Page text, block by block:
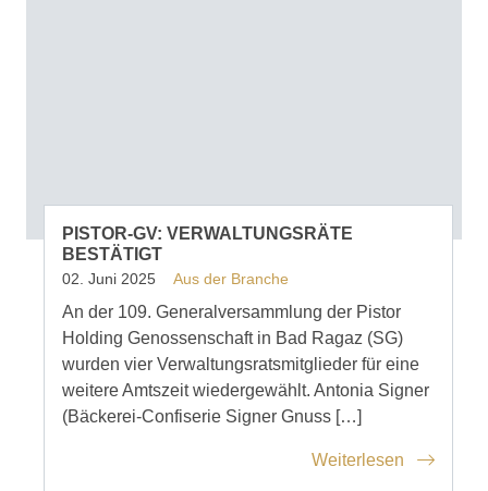
PISTOR-GV: VERWALTUNGSRÄTE
BESTÄTIGT
02. Juni 2025 Aus der Branche
An der 109. Generalversammlung der Pistor
Holding Genossenschaft in Bad Ragaz (SG)
wurden vier Verwaltungsratsmitglieder für eine
weitere Amtszeit wiedergewählt. Antonia Signer
(Bäckerei-Confiserie Signer Gnuss […]
Weiterlesen